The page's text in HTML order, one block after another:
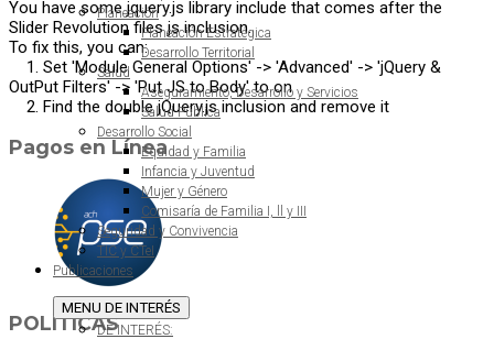
You have some jquery.js library include that comes after the
Slider Revolution files js inclusion.
To fix this, you can:
1. Set 'Module General Options' -> 'Advanced' -> 'jQuery &
OutPut Filters' -> 'Put JS to Body' to on
2. Find the double jQuery.js inclusion and remove it
Pagos en Línea
POLÍTICAS
Planeación
Planeación Estratégica
Desarrollo Territorial
Salud
Aseguramiento, Desarrollo y Servicios
Salud Pública
Desarrollo Social
Equidad y Familia
Infancia y Juventud
Mujer y Género
Comisaría de Familia I, ll y III
Seguridad y Convivencia
TIC y CTeI
Publicaciones
MENU DE INTERÉS
DE INTERÉS: